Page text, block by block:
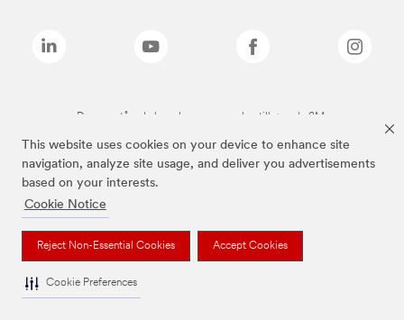
This website uses cookies on your device to enhance site
navigation, analyze site usage, and deliver you advertisements
based on your interests.
Cookie Notice
Reject Non-Essential Cookies Accept Cookies
Cookie Preferences
De ovenstående brands er varemærker tilhørende 3M.